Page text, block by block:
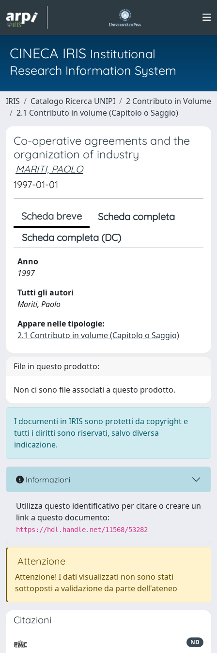
CINECA IRIS Institutional
Research Information System
IRIS Catalogo Ricerca UNIPI
2 Contributo in Volume
2.1 Contributo in volume (Capitolo o Saggio)
Co-operative agreements and the
organization of industry
MARITI, PAOLO
1997-01-01
Scheda breve
Scheda completa
Scheda completa (DC)
Anno
1997
Tutti gli autori
Mariti, Paolo
Appare nelle tipologie:
2.1 Contributo in volume (Capitolo o Saggio)
File in questo prodotto:
Non ci sono file associati a questo prodotto.
I documenti in IRIS sono protetti da copyright e
tutti i diritti sono riservati, salvo diversa
indicazione.
Informazioni
Utilizza questo identificativo per citare o creare un
link a questo documento:
https://hdl.handle.net/11568/53282
Attenzione
Attenzione! I dati visualizzati non sono stati
sottoposti a validazione da parte dell'ateneo
Citazioni
ND